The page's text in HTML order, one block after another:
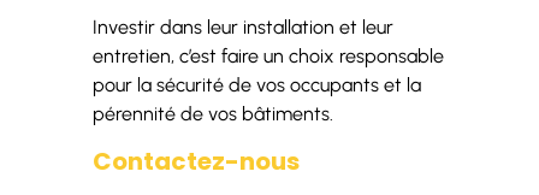
Investir dans leur installation et leur
entretien, c’est faire un choix responsable
pour la sécurité de vos occupants et la
pérennité de vos bâtiments.
Contactez-nous